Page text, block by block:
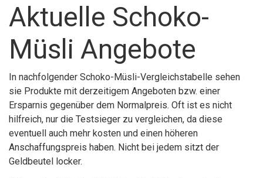
Aktuelle Schoko-
Müsli Angebote
In nachfolgender Schoko-Müsli-Vergleichstabelle sehen
sie Produkte mit derzeitigem Angeboten bzw. einer
Ersparnis gegenüber dem Normalpreis. Oft ist es nicht
hilfreich, nur die Testsieger zu vergleichen, da diese
eventuell auch mehr kosten und einen höheren
Anschaffungspreis haben. Nicht bei jedem sitzt der
Geldbeutel locker.